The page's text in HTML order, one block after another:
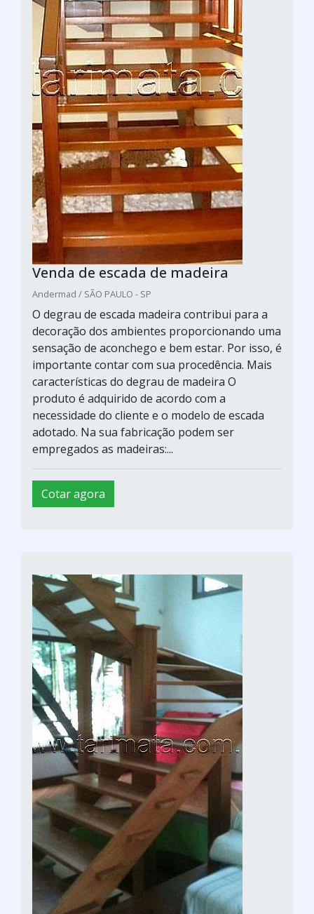
Venda de escada de madeira
Andermad / SÃO PAULO - SP
O degrau de escada madeira contribui para a
decoração dos ambientes proporcionando uma
sensação de aconchego e bem estar. Por isso, é
importante contar com sua procedência. Mais
características do degrau de madeira O
produto é adquirido de acordo com a
necessidade do cliente e o modelo de escada
adotado. Na sua fabricação podem ser
empregados as madeiras:...
Cotar agora